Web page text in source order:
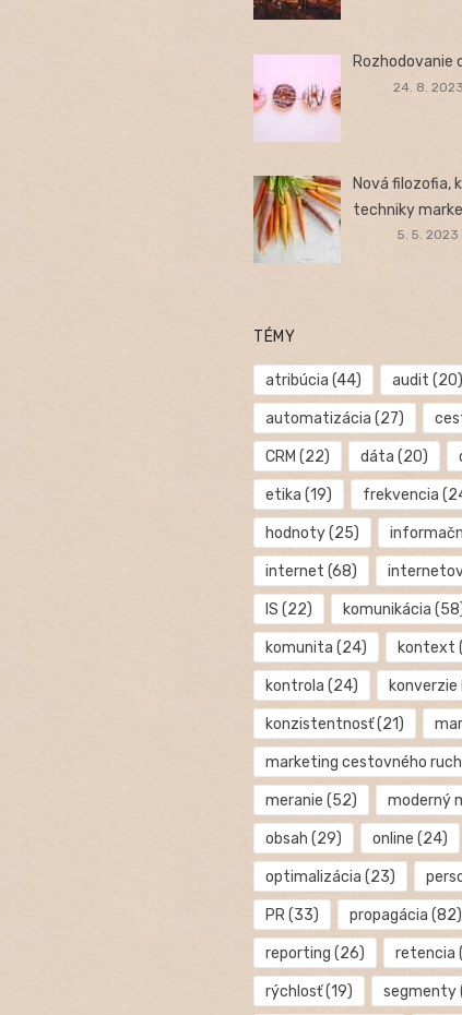
Rozhodovanie
24. 8. 2023
Nová filozofia,
techniky
5. 5. 2023
TÉMY
atribúcia (44) audit (20)
automatizácia (27)
CRM (22) dáta (20)
etika (19) frekvencia
hodnoty(25)
internet (68)
IS (22) komunikácia
komunita (24) kontext
kontrola (24) konverzie
konzistentnosť(21)
marketing cestovného
meranie (52) moderný
obsah (29) online (24)
optimalizácia (23)
PR(33) propagácia (82)
reporting (26) retencia
rýchlosť(19) segmenty